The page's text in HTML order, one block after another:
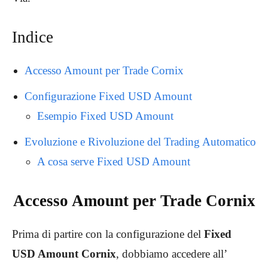
Indice
Accesso Amount per Trade Cornix
Configurazione Fixed USD Amount
Esempio Fixed USD Amount
Evoluzione e Rivoluzione del Trading Automatico
A cosa serve Fixed USD Amount
Accesso Amount per Trade Cornix
Prima di partire con la configurazione del Fixed
USD Amount Cornix, dobbiamo accedere all’